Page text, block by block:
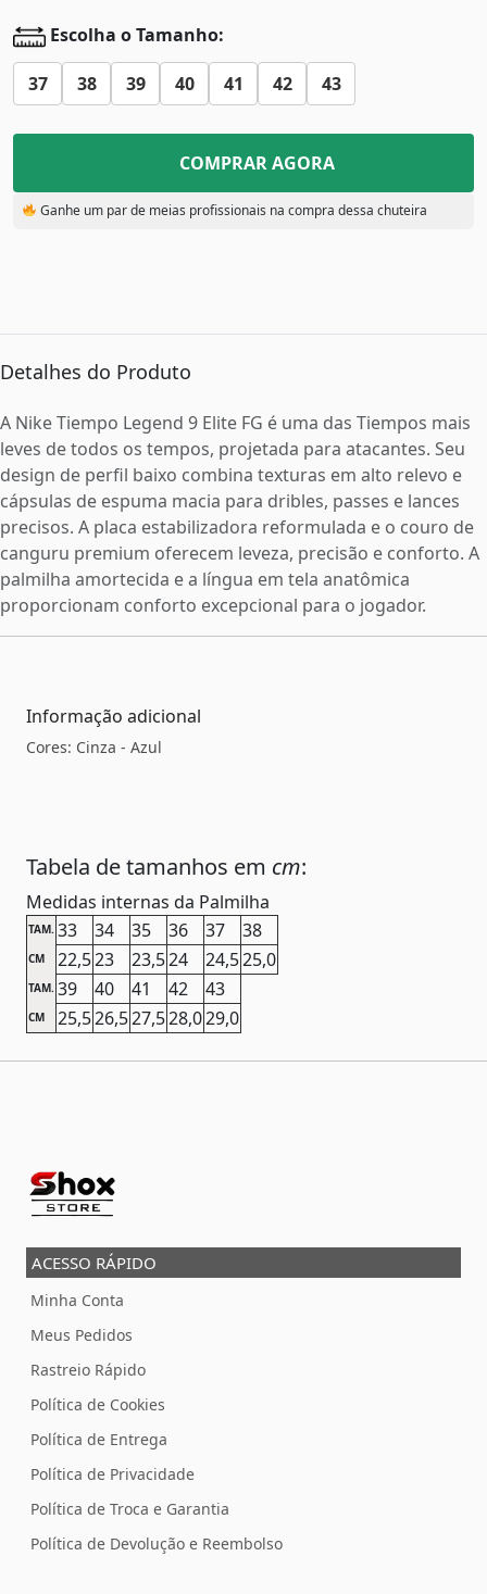
Escolha o Tamanho:
37 38 39 40 41 42 43
COMPRAR AGORA
Ganhe um par de meias profissionais na compra dessa chuteira
Detalhes do Produto
A Nike Tiempo Legend 9 Elite FG é uma das Tiempos mais
leves de todos os tempos, projetada para atacantes. Seu
design de perfil baixo combina texturas em alto relevo e
cápsulas de espuma macia para dribles, passes e lances
precisos. A placa estabilizadora reformulada e o couro de
canguru premium oferecem leveza, precisão e conforto. A
palmilha amortecida e a língua em tela anatômica
proporcionam conforto excepcional para o jogador.
Informação adicional
Cores: Cinza - Azul
Tabela de tamanhos em cm:
Medidas internas da Palmilha
TAM. 33 34 35 36 37 38
CM 22,523 23,524 24,525,0
TAM. 39 40 41 42 43
CM 25,526,527,528,029,0
ACESSO RÁPIDO
Minha Conta
Meus Pedidos
Rastreio Rápido
Política de Cookies
Política de Entrega
Política de Privacidade
Política de Troca e Garantia
Política de Devolução e Reembolso